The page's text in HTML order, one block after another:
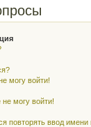
могу войти!
могу войти!
повторять ввод имени